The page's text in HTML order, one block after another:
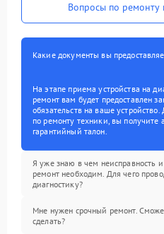
Вопросы по
Какие документы вы
На этапе приема устройства на
ремонт вам будет предоставлен
обязательств на ваше
по ремонту техники, вы получите
гарантийный талон.
Я уже знаю в чем неисправность
ремонт необходим. Для чего
диагностику?
Мне нужен срочный ремонт.
сделать?